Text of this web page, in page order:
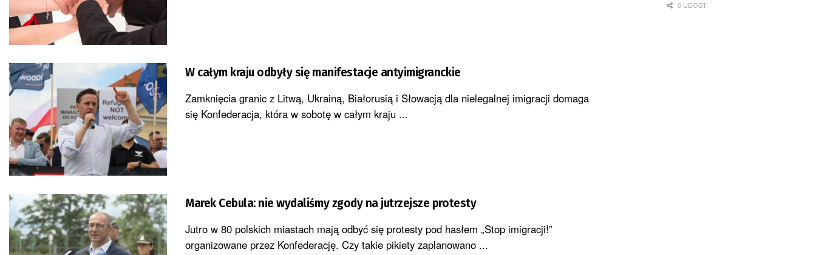
W całym kraju odbyły się manifestacje antyimigranckie
Zamknięcia granic z Litwą, Ukrainą, Białorusią i Słowacją dla nielegalnej imigracji domaga
się Konfederacja, która w sobotę w całym kraju ...
Marek Cebula: nie wydaliśmy zgody na jutrzejsze protesty
Jutro w 80 polskich miastach mają odbyć się protesty pod hasłem „Stop imigracji!”
organizowane przez Konfederację. Czy takie pikiety zaplanowano ...
0 UDOST.